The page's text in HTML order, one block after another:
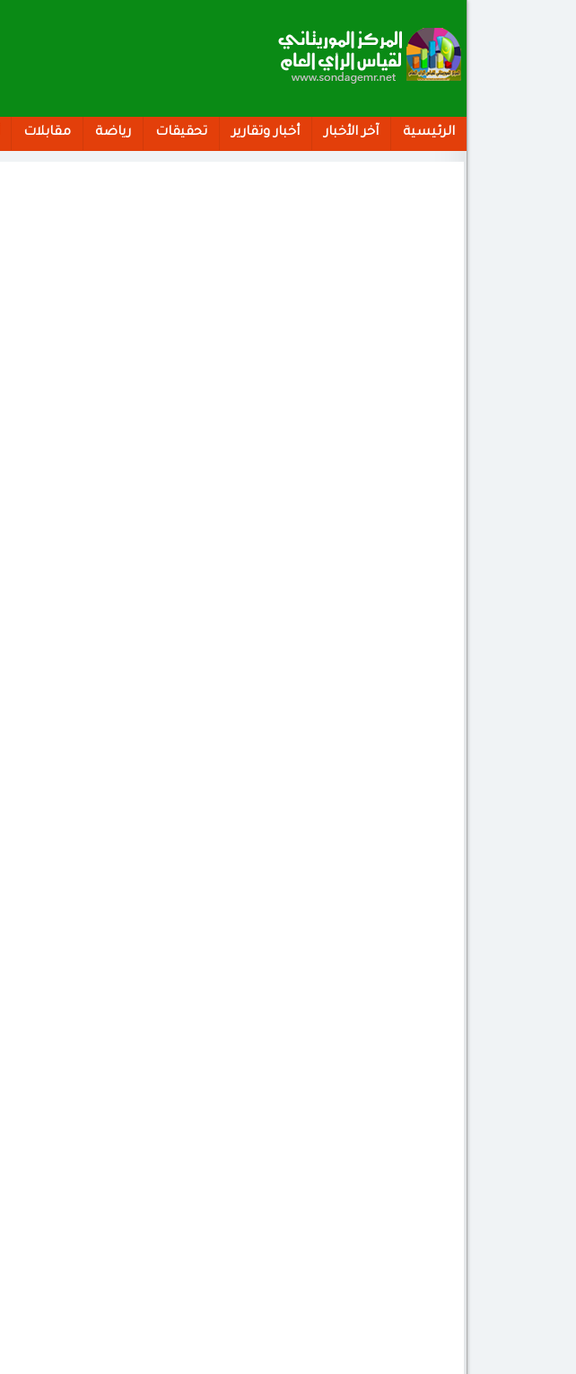
الرئيسية آخر الأخبار أخبار وتقارير تحقيقات رياضة مقابلات